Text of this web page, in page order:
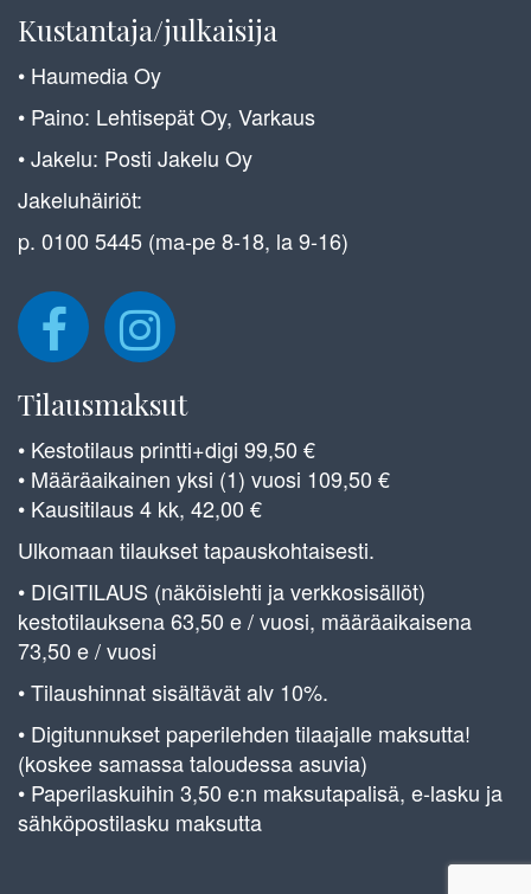
Kustantaja/julkaisija
• Haumedia Oy
• Paino: Lehtisepät Oy, Varkaus
• Jakelu: Posti Jakelu Oy
Jakeluhäiriöt:
p. 0100 5445 (ma-pe 8-18, la 9-16)
Tilausmaksut
• Kestotilaus printti+digi 99,50 €
• Määräaikainen yksi (1) vuosi 109,50 €
• Kausitilaus 4 kk, 42,00 €
Ulkomaan tilaukset tapauskohtaisesti.
• DIGITILAUS (näköislehti ja verkkosisällöt)
kestotilauksena 63,50 e / vuosi, määräaikaisena
73,50 e / vuosi
• Tilaushinnat sisältävät alv 10%.
• Digitunnukset paperilehden tilaajalle maksutta!
(koskee samassa taloudessa asuvia)
• Paperilaskuihin 3,50 e:n maksutapalisä, e-lasku ja
sähköpostilasku maksutta